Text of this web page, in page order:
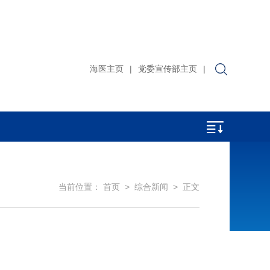
海医主页 | 党委宣传部主页 |
当前位置： 首页> 综合新闻 > 正文